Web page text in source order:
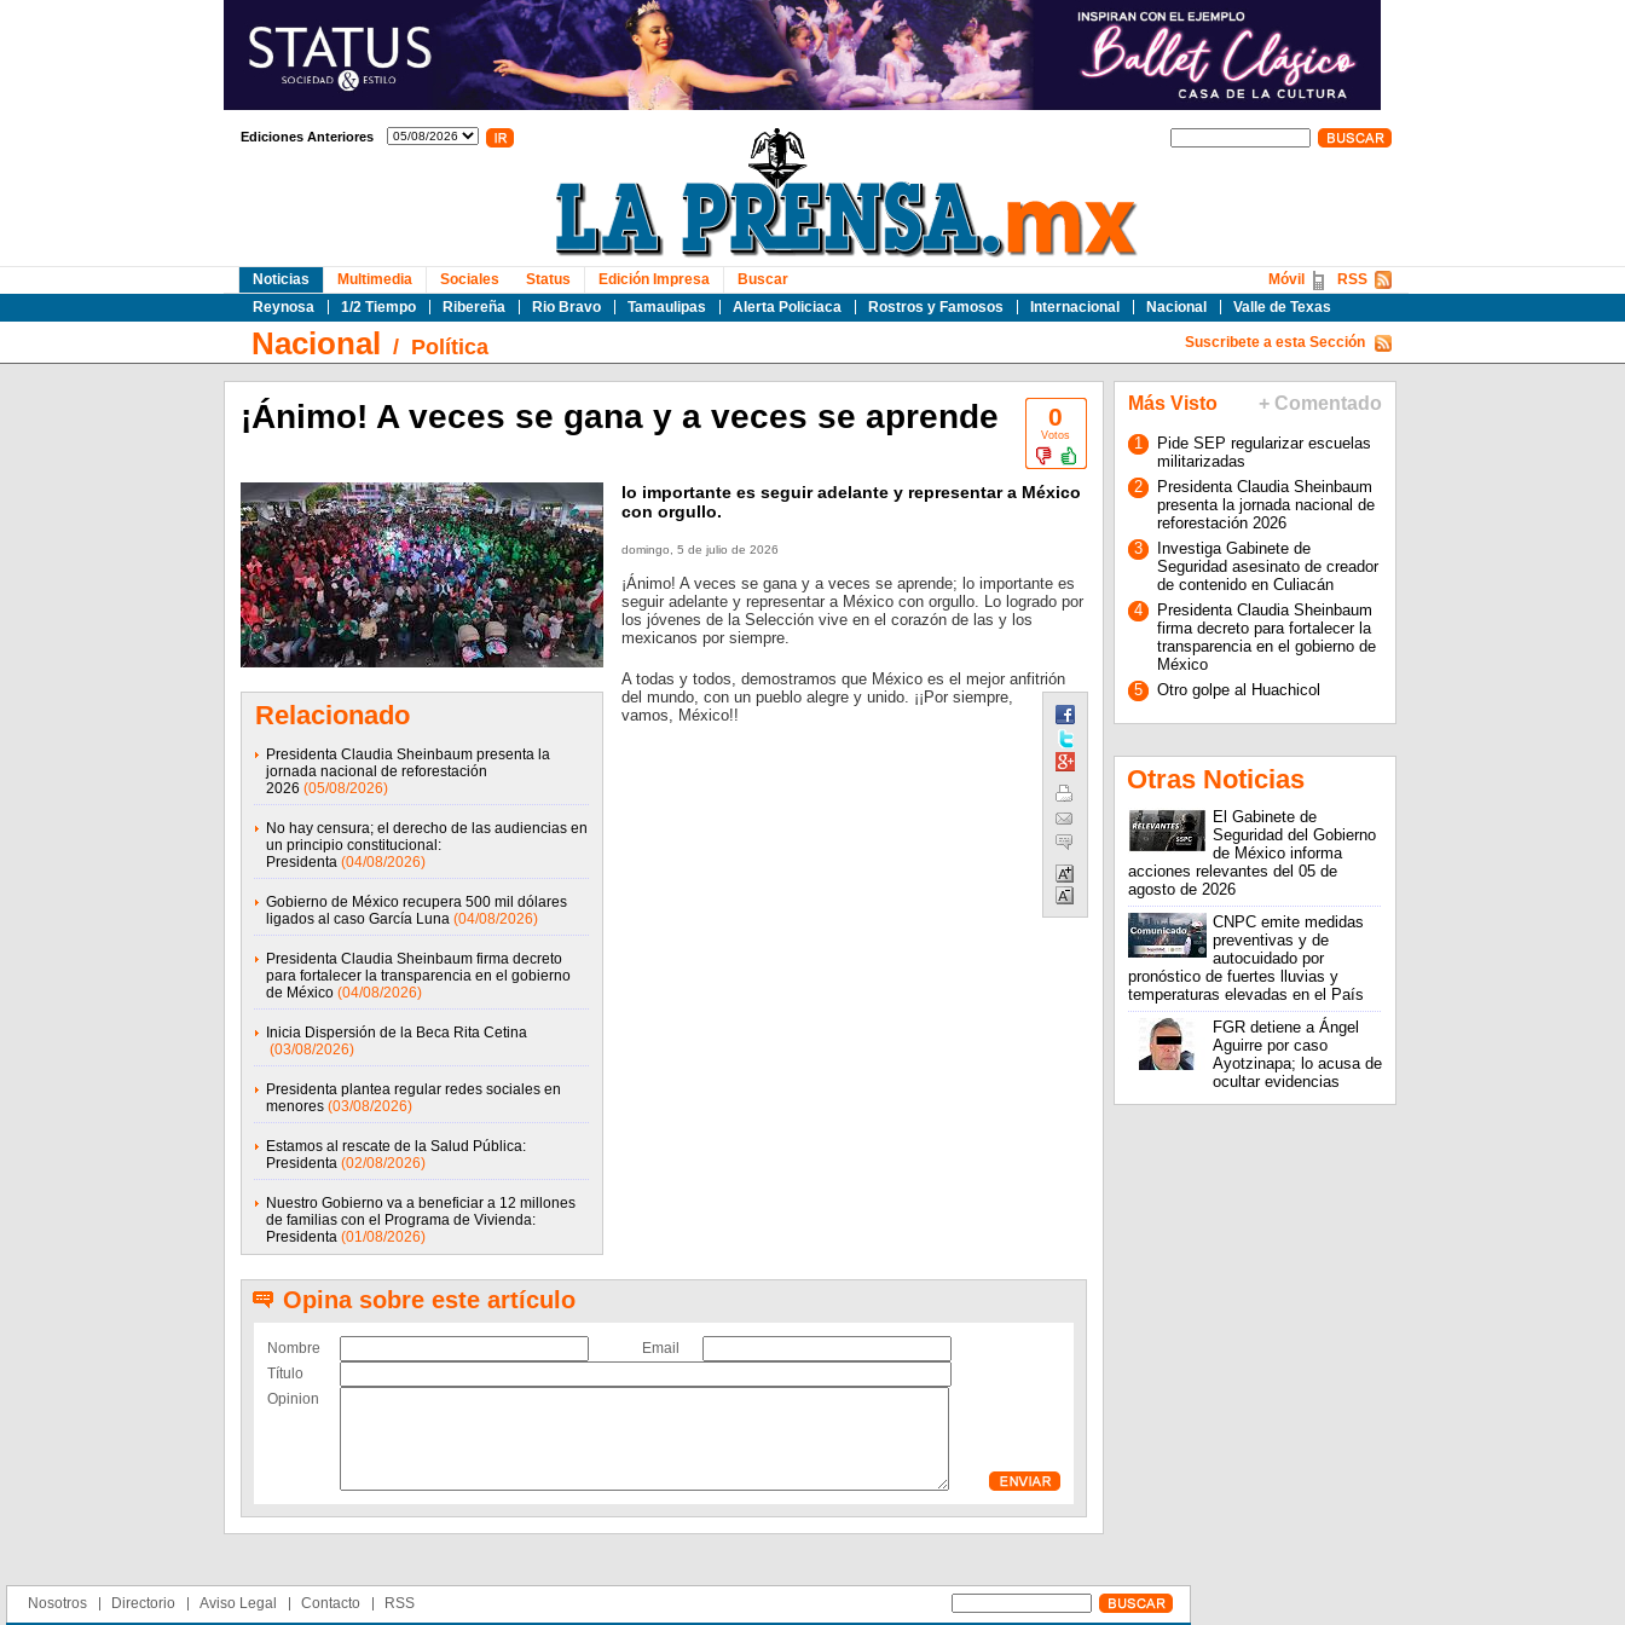
Ediciones Anteriores
Noticias
Reynosa
1/2 Tiempo Ribereña Rio Bravo Tamaulipas Alerta Policiaca Rostros y Famosos Internacional Nacional Valle de Texas
Multimedia Sociales Status Edición Impresa Buscar RSS
Móvil
Nacional / Política Suscribete a esta Sección
0
Votos
¡Ánimo! A veces se gana y a veces se aprende
Relacionado
Presidenta Claudia Sheinbaum presenta la
jornada nacional de reforestación
2026 (05/08/2026)
No hay censura; el derecho de las audiencias en
un principio constitucional:
Presidenta (04/08/2026)
Gobierno de México recupera 500 mil dólares
ligados al caso García Luna (04/08/2026)
Presidenta Claudia Sheinbaum firma decreto
para fortalecer la transparencia en el gobierno
de México (04/08/2026)
Inicia Dispersión de la Beca Rita Cetina
(03/08/2026)
Presidenta plantea regular redes sociales en
menores (03/08/2026)
Estamos al rescate de la Salud Pública:
Presidenta (02/08/2026)
Nuestro Gobierno va a beneficiar a 12 millones
de familias con el Programa de Vivienda:
Presidenta (01/08/2026)
lo importante es seguir adelante y representar a México
con orgullo.
domingo, 5 de julio de 2026
¡Ánimo! A veces se gana y a veces se aprende; lo importante es
seguir adelante y representar a México con orgullo. Lo logrado por
los jóvenes de la Selección vive en el corazón de las y los
mexicanos por siempre.
A todas y todos, demostramos que México es el mejor anfitrión
del mundo, con un pueblo alegre y unido. ¡¡Por siempre,
vamos, México!!
Opina sobre este artículo
Nombre
Email
Título
Opinion
Más Visto + Comentado
1
Pide SEP regularizar escuelas
militarizadas
2
Presidenta Claudia Sheinbaum
presenta la jornada nacional de
reforestación 2026
3
Investiga Gabinete de
Seguridad asesinato de creador
de contenido en Culiacán
4
Presidenta Claudia Sheinbaum
firma decreto para fortalecer la
transparencia en el gobierno de
México
5
Otro golpe al Huachicol
Otras Noticias
El Gabinete de
Seguridad del Gobierno
de México informa
acciones relevantes del 05 de
agosto de 2026
CNPC emite medidas
preventivas y de
autocuidado por
pronóstico de fuertes lluvias y
temperaturas elevadas en el País
FGR detiene a Ángel
Aguirre por caso
Ayotzinapa; lo acusa de
ocultar evidencias
Nosotros Directorio Aviso Legal Contacto RSS